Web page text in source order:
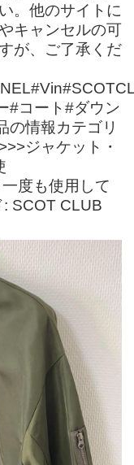
。他のサイトに
キャンセルの可
が、ご了承くだ
#コート#ダウン
の情報カテゴリ
ジャケット・
度も使用して
SCOT CLUB